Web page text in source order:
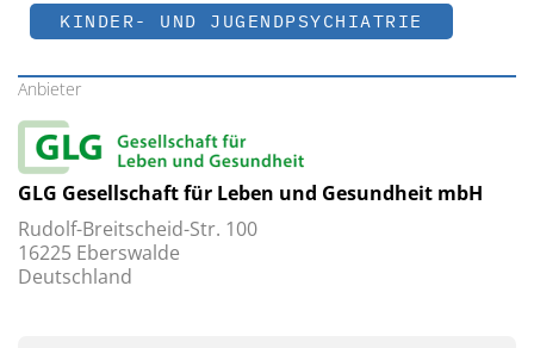
KINDER- UND JUGENDPSYCHIATRIE
Anbieter
GLG Gesellschaft für Leben und Gesundheit mbH
Rudolf-Breitscheid-Str. 100
16225 Eberswalde
Deutschland